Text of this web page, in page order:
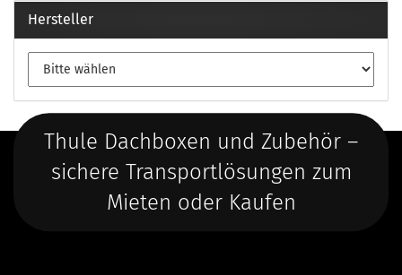
Hersteller
Thule Dachboxen und Zubehör –
sichere Transportlösungen zum
Mieten oder Kaufen